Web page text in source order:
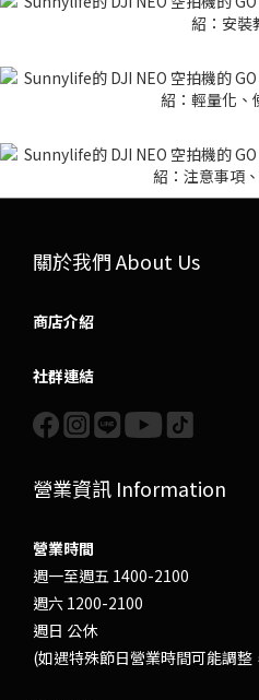
關於我們 About Us
商店介紹
社群連結
營業資訊 Information
營業時間
週一至週五 1400-2100
週六 1200-2100
週日 公休
(如遇特殊節日營業時間可能調整